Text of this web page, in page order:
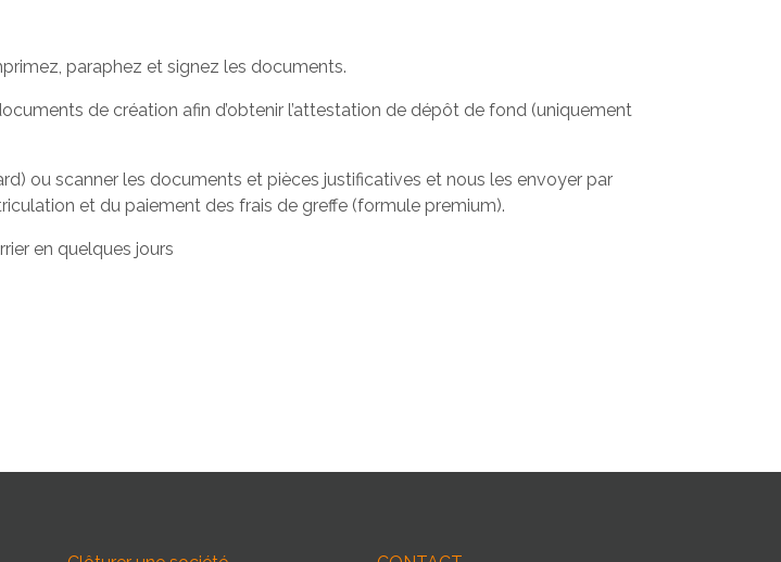
paraphez et signez les documents.
de création afin d’obtenir l’attestation de dépôt de fond (uniquement
ou scanner les documents et pièces justificatives et nous les envoyer par
et du paiement des frais de greffe (formule premium).
en quelques jours